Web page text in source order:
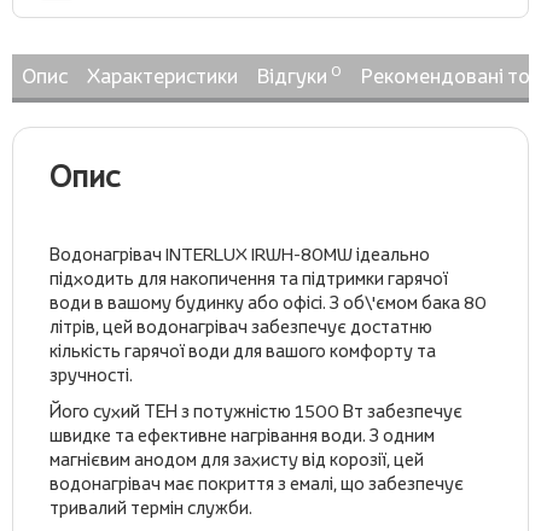
Опис Характеристики Відгуки 0 Рекомендовані
Опис
Водонагрівач INTERLUX IRWH-80MW ідеально
підходить для накопичення та підтримки гарячої
води в вашому будинку або офісі. З об\'ємом бака 80
літрів, цей водонагрівач забезпечує достатню
кількість гарячої води для вашого комфорту та
зручності.
Його сухий ТЕН з потужністю 1500 Вт забезпечує
швидке та ефективне нагрівання води. З одним
магнієвим анодом для захисту від корозії, цей
водонагрівач має покриття з емалі, що забезпечує
тривалий термін служби.